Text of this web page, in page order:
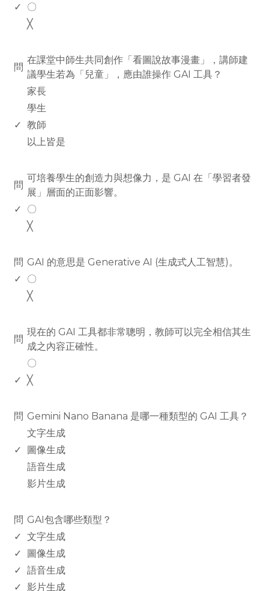
✓
〇
╳
問
在課堂中師生共同創作「看圖說故事漫畫」，講師建
議學生若為「兒童」，應由誰操作 GAI 工具？
家長
學生
✓ 教師
以上皆是
問
可培養學生的創造力與想像力，是 GAI 在「學習者發
展」層面的正面影響。
✓
〇
╳
問 GAI 的意思是 Generative AI (生成式人工智慧)。
✓
〇
╳
問
現在的 GAI 工具都非常聰明，教師可以完全相信其生
成之內容正確性。
〇
✓ ╳
問 Gemini Nano Banana 是哪一種類型的 GAI 工具？
文字生成
✓
圖像生成
語音生成
影片生成
問 GAI包含哪些類型？
✓ 文字生成
✓
圖像生成
✓ 語音生成
✓ 影片生成